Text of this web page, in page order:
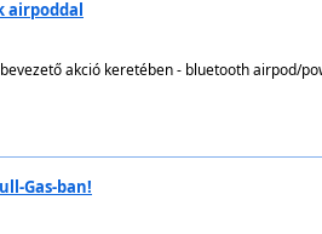
airpoddal
akció keretében - bluetooth airpod/
Gas-ban!